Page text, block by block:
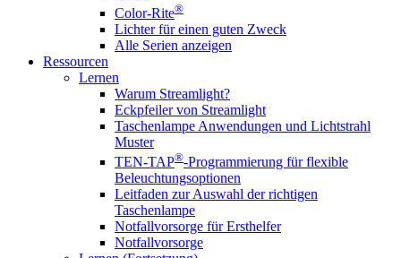
Color-Rite®
Lichter für einen guten Zweck
Alle Serien anzeigen
Ressourcen
Lernen
Warum Streamlight?
Eckpfeiler von Streamlight
Taschenlampe Anwendungen und Lichtstrahl
Muster
TEN-TAP®-Programmierung für flexible
Beleuchtungsoptionen
Leitfaden zur Auswahl der richtigen
Taschenlampe
Notfallvorsorge für Ersthelfer
Notfallvorsorge